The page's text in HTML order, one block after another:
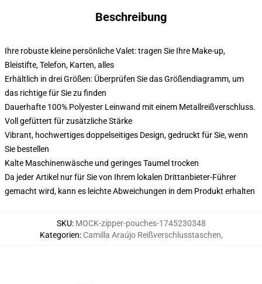
Beschreibung
Ihre robuste kleine persönliche Valet: tragen Sie Ihre Make-up,
Bleistifte, Telefon, Karten, alles
Erhältlich in drei Größen: Überprüfen Sie das Größendiagramm, um
das richtige für Sie zu finden
Dauerhafte 100% Polyester Leinwand mit einem Metallreißverschluss.
Voll gefüttert für zusätzliche Stärke
Vibrant, hochwertiges doppelseitiges Design, gedruckt für Sie, wenn
Sie bestellen
Kalte Maschinenwäsche und geringes Taumel trocken
Da jeder Artikel nur für Sie von Ihrem lokalen Drittanbieter-Führer
gemacht wird, kann es leichte Abweichungen in dem Produkt erhalten
SKU: MOCK-zipper-pouches-1745230348
Kategorien: Camilla Araújo Reißverschlusstaschen,